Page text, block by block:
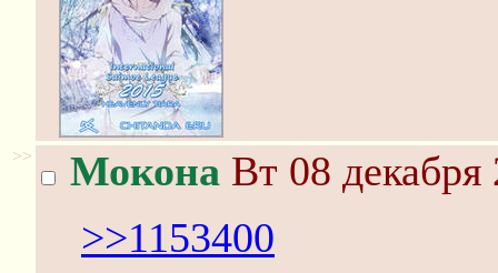
>> Мокона Вт 08
>>1153400